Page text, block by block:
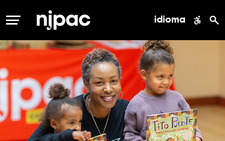
MENÚ idioma